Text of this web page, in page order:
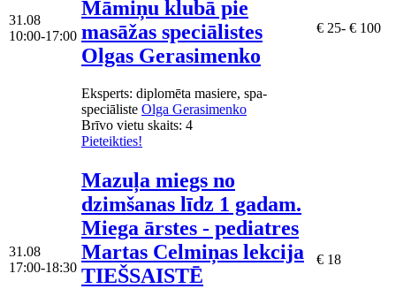
31.08
10:00-17:00
Māmiņu klubā pie
masāžas speciālistes
Olgas Gerasimenko
Eksperts: diplomēta masiere, spa-
speciāliste Olga Gerasimenko
Brīvo vietu skaits: 4
Pieteikties!
€ 25- € 100
31.08
17:00-18:30
Mazuļa miegs no
dzimšanas līdz 1 gadam.
Miega ārstes - pediatres
Martas Celmiņas lekcija
TIEŠSAISTĒ
€ 18